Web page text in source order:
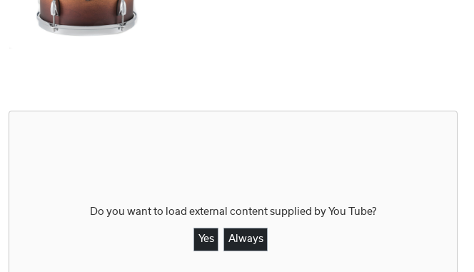
Do you want to load external content supplied by You Tube?
Yes Always